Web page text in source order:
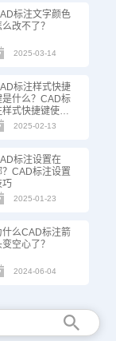
标注文字颜色
么改不了？
2025-03-14
标注样式快捷
是什么？CAD标
样式快捷键使用
2025-02-13
标注设置在
？CAD标注设置
巧
2025-01-23
什么CAD标注箭
空心了？
2024-06-04